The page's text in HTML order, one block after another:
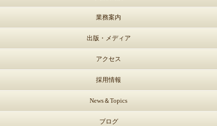
業務案内
出版・メディア
アクセス
採用情報
News＆Topics
ブログ